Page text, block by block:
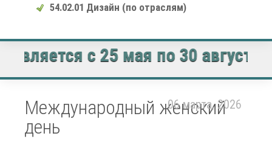
54.02.01 Дизайн (по отраслям)
по 30 августа 2026 года
Международный женский
день
06 марта, 2026